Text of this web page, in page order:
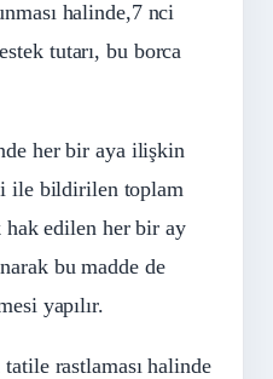
halinde,7 nci
tutarı, bu borca
her bir aya ilişkin
ile bildirilen toplam
hak edilen her bir ay
bu madde de
yapılır.
rastlaması halinde